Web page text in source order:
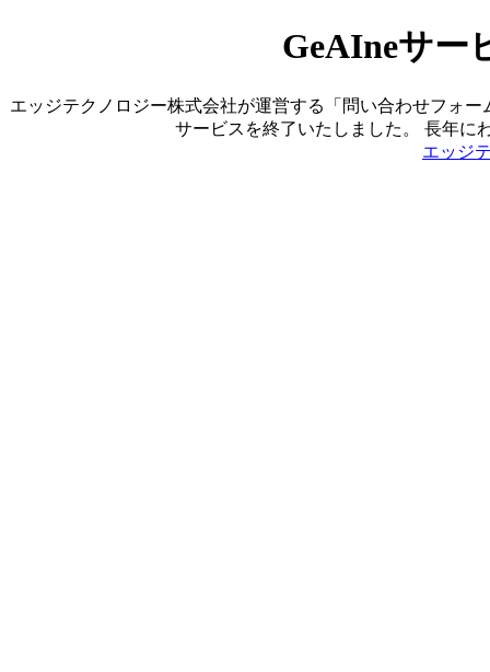
GeAIneサー
エッジテクノロジー株式会社が運営する「問い合わせフォ
サービスを終了いたしました。 長年に
エッジ